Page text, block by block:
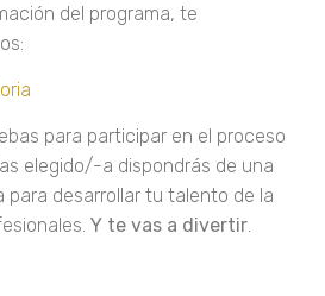
del programa, te
para participar en el proceso
elegido/-a dispondrás de una
para desarrollar tu talento de la
Y te vas a divertir.